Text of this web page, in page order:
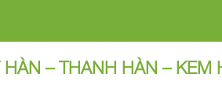
HÀN – THANH HÀN – KEM